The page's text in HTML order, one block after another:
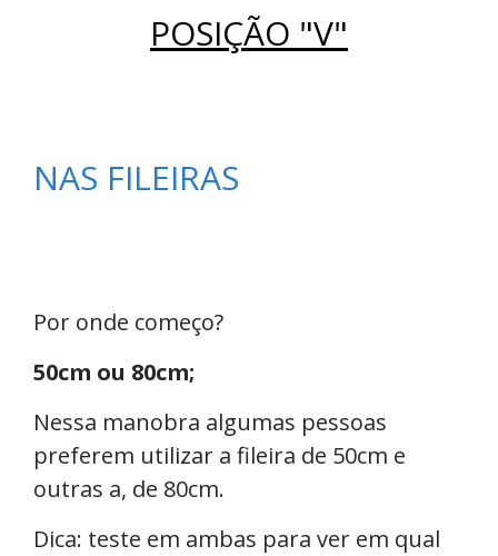
POSIÇÃO "V"
NAS FILEIRAS
Por onde começo?
50cm ou 80cm;
Nessa manobra algumas pessoas
preferem utilizar a fileira de 50cm e
outras a, de 80cm.
Dica: teste em ambas para ver em qual